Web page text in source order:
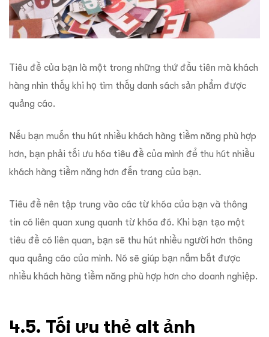
Tiêu đề của bạn là một trong những thứ đầu tiên mà khách
hàng nhìn thấy khi họ tìm thấy danh sách sản phẩm được
quảng cáo.
Nếu bạn muốn thu hút nhiều khách hàng tiềm năng phù hợp
hơn, bạn phải tối ưu hóa tiêu đề của mình để thu hút nhiều
khách hàng tiềm năng hơn đến trang của bạn.
Tiêu đề nên tập trung vào các từ khóa của bạn và thông
tin có liên quan xung quanh từ khóa đó. Khi bạn tạo một
tiêu đề có liên quan, bạn sẽ thu hút nhiều người hơn thông
qua quảng cáo của mình. Nó sẽ giúp bạn nắm bắt được
nhiều khách hàng tiềm năng phù hợp hơn cho doanh nghiệp.
4.5. Tối ưu thẻ alt ảnh